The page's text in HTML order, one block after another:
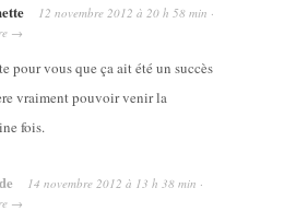
12 novembre 2012 à 20 h 58 min ·
→
pour vous que ça ait été un succès
vraiment pouvoir venir la
fois.
14 novembre 2012 à 13 h 38 min ·
→